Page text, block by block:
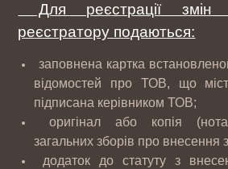
Для реєстрації
реєстратору подаються:
заповнена картка
відомостей про ТОВ, що
підписана керівником ТОВ;
оригінал або копія
загальних зборів про внесення
додаток до статуту з